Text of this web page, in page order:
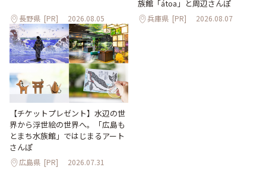
長野県 [PR] 2026.08.05
族館「átoa」と周辺さんぽ
兵庫県 [PR] 2026.08.07
【チケットプレゼント】水辺の世
界から浮世絵の世界へ。「広島も
とまち水族館」ではじまるアート
さんぽ
広島県 [PR] 2026.07.31